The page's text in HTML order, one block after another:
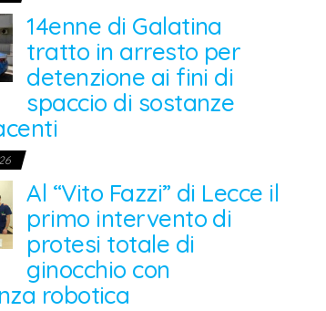
14enne di Galatina
tratto in arresto per
detenzione ai fini di
spaccio di sostanze
Al “Vito Fazzi” di Lecce il
primo intervento di
protesi totale di
ginocchio con
robotica